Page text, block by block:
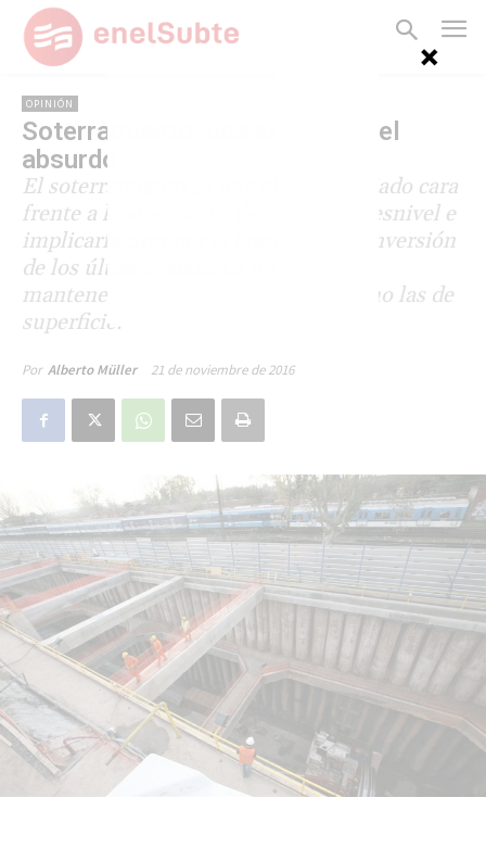
OPINIÓN
Soterramiento: una salida por el
absurdo
El soterramiento es una obra demasiado cara
frente a la alternativa de cruces en desnivel e
implicaría tirar por la borda toda la inversión
de los últimos años. La propuesta es
mantener tanto las vías en túnel como las de
superficie.
Por Alberto Müller 21 de noviembre de 2016